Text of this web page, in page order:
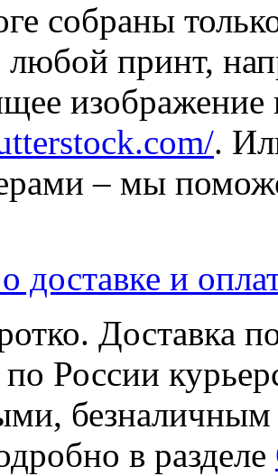
собраны
любой принт,
изображение
.
– мы
доставке и
Доставка
России
в разделе